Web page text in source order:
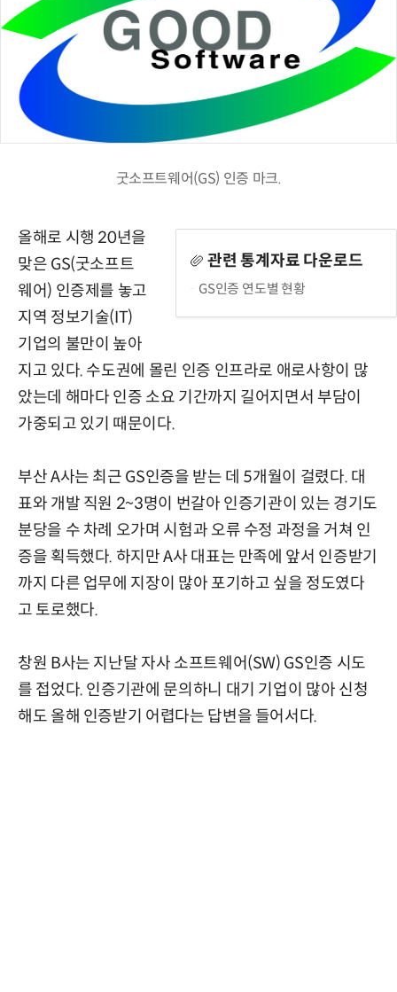
굿소프트웨어(GS) 인증 마크.
관련 통계자료 다운로드
GS인증 연도별 현황
올해로 시행 20년을
맞은 GS(굿소프트
웨어) 인증제를 놓고
지역 정보기술(IT)
기업의 불만이 높아
지고 있다. 수도권에 몰린 인증 인프라로 애로사항이 많
았는데 해마다 인증 소요 기간까지 길어지면서 부담이
가중되고 있기 때문이다.
부산 A사는 최근 GS인증을 받는 데 5개월이 걸렸다. 대
표와 개발 직원 2~3명이 번갈아 인증기관이 있는 경기도
분당을 수 차례 오가며 시험과 오류 수정 과정을 거쳐 인
증을 획득했다. 하지만 A사 대표는 만족에 앞서 인증받기
까지 다른 업무에 지장이 많아 포기하고 싶을 정도였다
고 토로했다.
창원 B사는 지난달 자사 소프트웨어(SW) GS인증 시도
를 접었다. 인증기관에 문의하니 대기 기업이 많아 신청
해도 올해 인증받기 어렵다는 답변을 들어서다.